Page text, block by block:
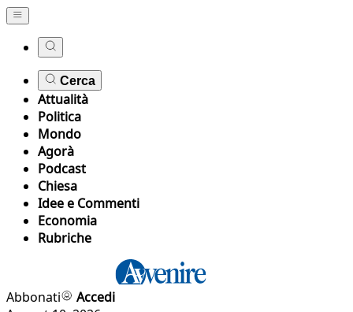
Cerca
Attualità
Politica
Mondo
Agorà
Podcast
Chiesa
Idee e Commenti
Economia
Rubriche
Abbonati
Accedi